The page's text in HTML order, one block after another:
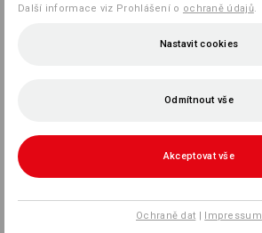
Další informace viz Prohlášení o ochraně údajů.
Nastavit cookies
Odmítnout vše
Akceptovat vše
Ochraně dat | Impressum